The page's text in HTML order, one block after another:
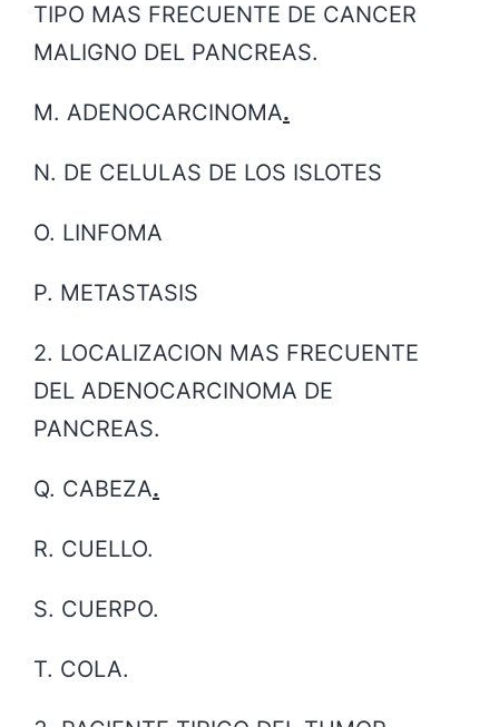
TIPO MAS FRECUENTE DE CANCER
MALIGNO DEL PANCREAS.
M. ADENOCARCINOMA.
N. DE CELULAS DE LOS ISLOTES
O. LINFOMA
P. METASTASIS
2. LOCALIZACION MAS FRECUENTE
DEL ADENOCARCINOMA DE
PANCREAS.
Q. CABEZA.
R. CUELLO.
S. CUERPO.
T. COLA.